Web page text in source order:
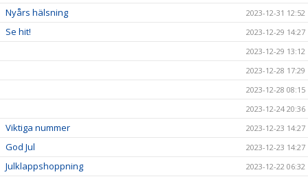
Nyårs hälsning 2023-12-31 12:52
Se hit!
2023-12-29 14:27
2023-12-29 13:12
2023-12-28 17:29
2023-12-28 08:15
2023-12-24 20:36
Viktiga nummer 2023-12-23 14:27
God Jul 2023-12-23 14:27
Julklappshoppning 2023-12-22 06:32